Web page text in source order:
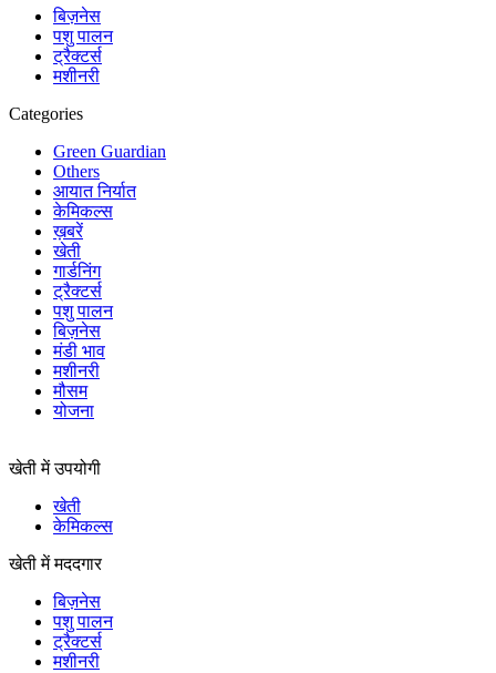
बिज़नेस
पशु पालन
ट्रैक्टर्स
मशीनरी
Categories
Green Guardian
Others
आयात निर्यात
केमिकल्स
ख़बरें
खेती
गार्डनिंग
ट्रैक्टर्स
पशु पालन
बिज़नेस
मंडी भाव
मशीनरी
मौसम
योजना
खेती में उपयोगी
खेती
केमिकल्स
खेती में मददगार
बिज़नेस
पशु पालन
ट्रैक्टर्स
मशीनरी